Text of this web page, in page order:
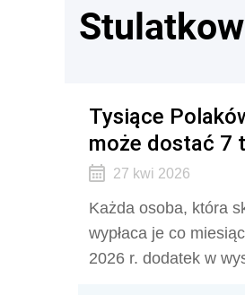
Tysiące
może dostać 7
27 kwi 2026
Każda osoba, która
wypłaca je co
2026 r. dodatek w